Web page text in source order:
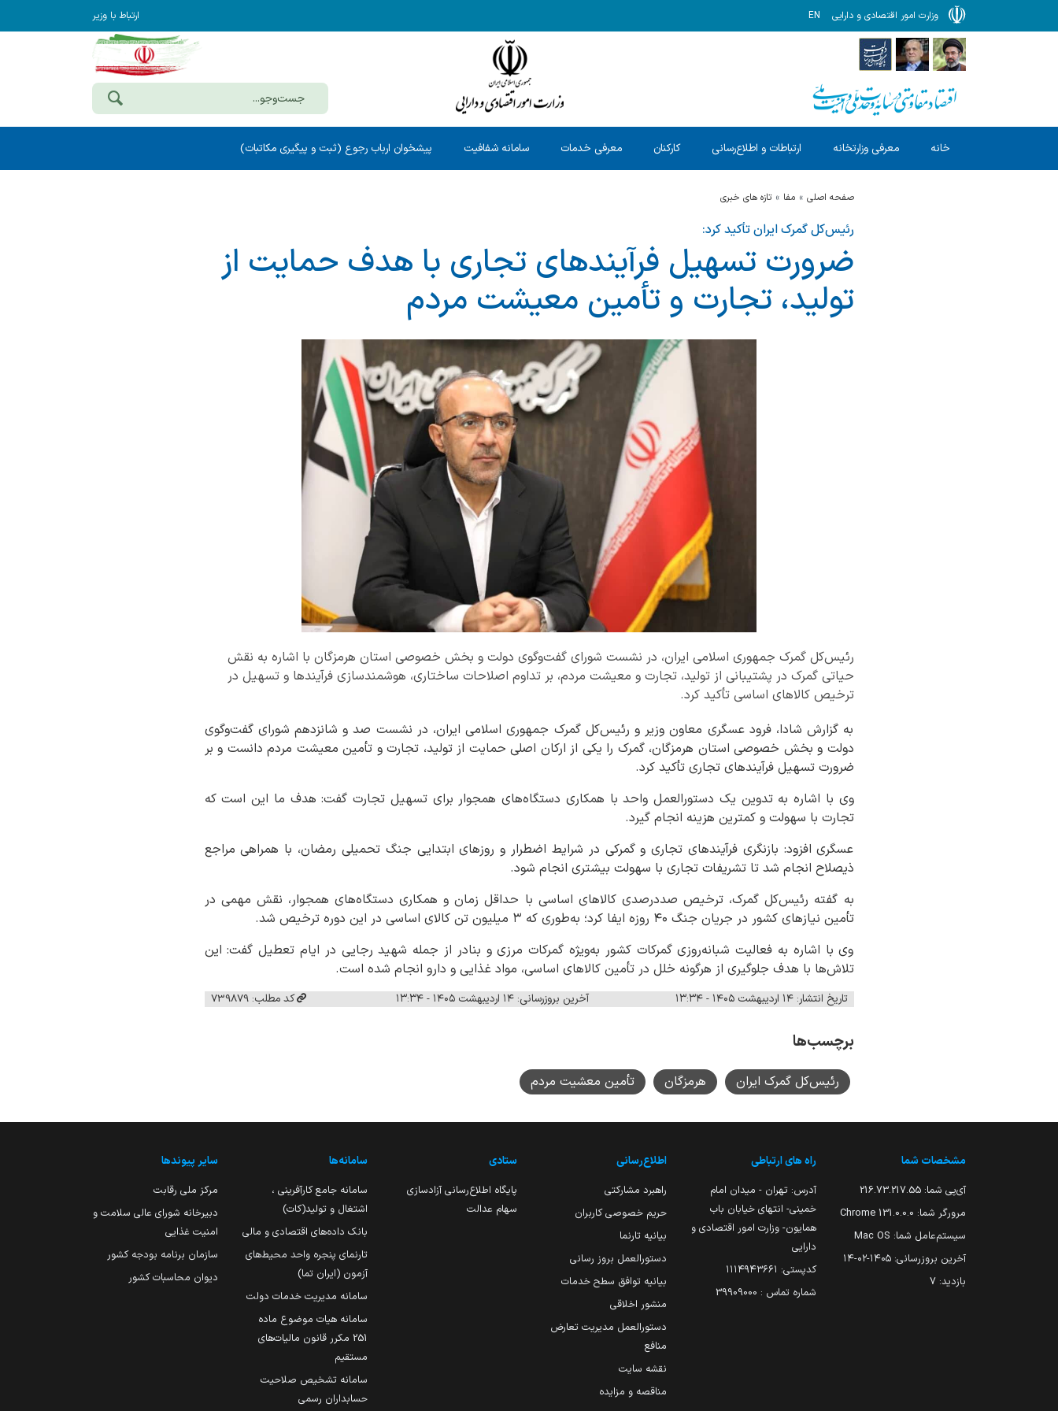
وزارت امور اقتصادی و دارایی EN ارتباط با وزیر
خانه معرفی وزارتخانه ارتباطات و اطلاع‌رسانی کارکنان معرفی خدمات سامانه شفافیت پیشخوان ارباب رجوع (ثبت و پیگیری مکاتبات)
صفحه اصلی مفا تازه های خبری
رئیس‌کل گمرک ایران تأکید کرد:
ضرورت تسهیل فرآیندهای تجاری با هدف حمایت از
تولید، تجارت و تأمین معیشت مردم
رئیس‌کل گمرک جمهوری اسلامی ایران، در نشست شورای گفت‌وگوی دولت و بخش خصوصی استان هرمزگان با اشاره به نقش
حیاتی گمرک در پشتیبانی از تولید، تجارت و معیشت مردم، بر تداوم اصلاحات ساختاری، هوشمندسازی فرآیندها و تسهیل در
ترخیص کالاهای اساسی تأکید کرد.
به گزارش شادا، فرود عسگری معاون وزیر و رئیس‌کل گمرک جمهوری اسلامی ایران، در نشست صد و شانزدهم شورای گفت‌وگوی
دولت و بخش خصوصی استان هرمزگان، گمرک را یکی از ارکان اصلی حمایت از تولید، تجارت و تأمین معیشت مردم دانست و بر
ضرورت تسهیل فرآیندهای تجاری تأکید کرد.
وی با اشاره به تدوین یک دستورالعمل واحد با همکاری دستگاه‌های همجوار برای تسهیل تجارت گفت: هدف ما این است که
تجارت با سهولت و کمترین هزینه انجام گیرد.
عسگری افزود: بازنگری فرآیندهای تجاری و گمرکی در شرایط اضطرار و روزهای ابتدایی جنگ تحمیلی رمضان، با همراهی مراجع
ذیصلاح انجام شد تا تشریفات تجاری با سهولت بیشتری انجام شود.
به گفته رئیس‌کل گمرک، ترخیص صددرصدی کالاهای اساسی با حداقل زمان و همکاری دستگاه‌های همجوار، نقش مهمی در
تأمین نیازهای کشور در جریان جنگ ۴۰ روزه ایفا کرد؛ به‌طوری که ۳ میلیون تن کالای اساسی در این دوره ترخیص شد.
وی با اشاره به فعالیت شبانه‌روزی گمرکات کشور به‌ویژه گمرکات مرزی و بنادر از جمله شهید رجایی در ایام تعطیل گفت: این
تلاش‌ها با هدف جلوگیری از هرگونه خلل در تأمین کالاهای اساسی، مواد غذایی و دارو انجام شده است.
تاریخ انتشار: ۱۴ اردیبهشت ۱۴۰۵ - ۱۳:۳۴ آخرین بروزرسانی: ۱۴ اردیبهشت ۱۴۰۵ - ۱۳:۳۴ کد مطلب: 739879
برچسب‌ها
رئیس‌کل گمرک ایران هرمزگان تأمین معشیت مردم
مشخصات شما
آی‌پی شما: 216.73.217.55
مرورگر شما: 131.0.0.0 Chrome
سیستم‌عامل شما: Mac OS
آخرین بروزرسانی: ۱۴۰۵-۰۲-۱۴
بازدید: 7
راه های ارتباطی
آدرس: تهران - میدان امام
خمینی- انتهای خیابان باب
همایون- وزارت امور اقتصادی و
دارایی
کدپستی: ۱۱۱۴۹۴۳۶۶۱
شماره تماس : 39909000
اطلاع‌رسانی
راهبرد مشارکتی
حریم خصوصی کاربران
بیانیه تارنما
دستورالعمل بروز رسانی
بیانیه توافق سطح خدمات
منشور اخلاقی
دستورالعمل مدیریت تعارض
منافع
نقشه سایت
مناقصه و مزایده
ستادی
پایگاه اطلاع‌رسانی آزادسازی
سهام عدالت
سامانه‌ها
سامانه جامع کارآفرینی ،
اشتغال و تولید(کات)
بانک داده‌های اقتصادی و مالی
تارنمای پنجره واحد محیط‌های
آزمون (ایران تما)
سامانه مدیریت خدمات دولت
سامانه هیات موضوع ماده
251 مکرر قانون مالیات‌های
مستقیم
سامانه تشخیص صلاحیت
حسابداران رسمی
سایر پیوندها
مرکز ملی رقابت
دبیرخانه شورای عالی سلامت و
امنیت غذایی
سازمان برنامه بودجه کشور
دیوان محاسبات کشور